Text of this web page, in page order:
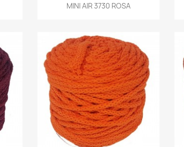
MINI AIR 3730 ROSA
Vista rápida